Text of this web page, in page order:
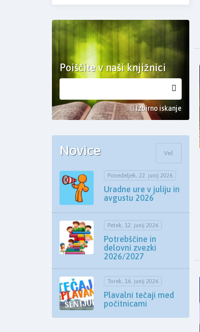
Poiščite v naši knjižnici
Izbirno iskanje
Novice Več
Ponedeljek, 22. junij 2026
Uradne ure v juliju in
avgustu 2026
Petek, 12. junij 2026
Potrebščine in
delovni zvezki
2026/2027
Torek, 16. junij 2026
Plavalni tečaji med
počitnicami